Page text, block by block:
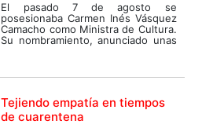
El pasado 7 de agosto se
posesionaba Carmen Inés Vásquez
Camacho como Ministra de Cultura.
Su nombramiento, anunciado unas
Tejiendo empatía en tiempos
de cuarentena